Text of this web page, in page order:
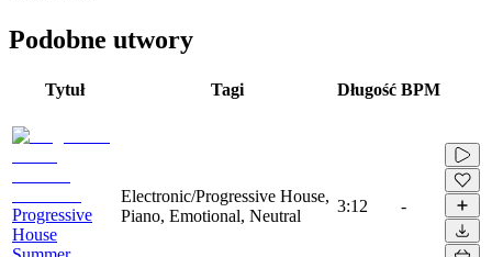
Podobne utwory
Tytuł Tagi Długość BPM
Progressive
House
Electronic/Progressive House,
Piano, Emotional, Neutral
3:12 -